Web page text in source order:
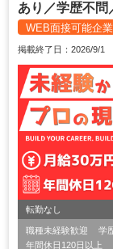
あり／学歴不問
WEB面接可能企業
掲載終了日：2026/9/1
転勤なし
職種未経験歓迎 学
年間休日120日以上